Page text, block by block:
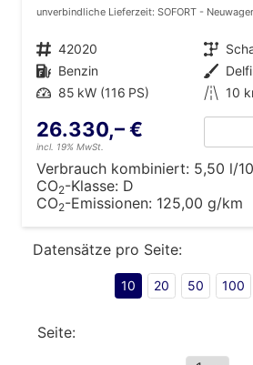
unverbindliche Lieferzeit: SOFORT
Fahrzeugnr. 42020 Getriebe
Kraftstoff Benzin Außenfarbe
Leistung 85 kW (116 PS) Kilometerstand 10
26.330,– €
incl. 19% MwSt.
Verbrauch kombiniert: 5,50 l/
CO2-Klasse: D
CO2-Emissionen: 125,00 g/km
Datensätze pro Seite:
10 20 50 100
Seite: